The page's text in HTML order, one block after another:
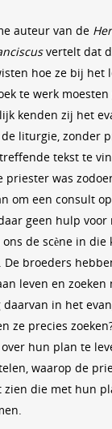
auteur van de
vertelt dat
hoe ze bij het
te werk moesten
kenden zij het
liturgie, zonder
tekst te
priester was
om een consult
geen hulp voor
de scène in die
De broeders
leven en zoeken
daarvan in het
ze precies
hun plan te
waarop de
zien die met hun